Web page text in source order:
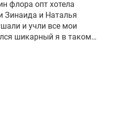
флора опт хотела
Зинаида и Наталья
и учли все мои
шикарный я в таком